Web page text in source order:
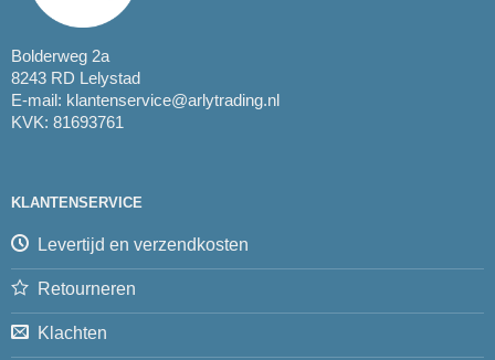
Bolderweg 2a
8243 RD Lelystad
E-mail: klantenservice@arlytrading.nl
KVK: 81693761
KLANTENSERVICE
Levertijd en verzendkosten
Retourneren
Klachten